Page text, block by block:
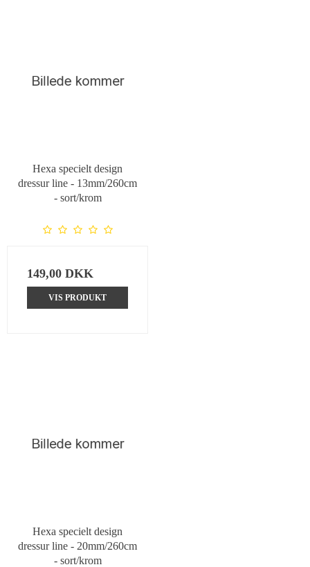
Hexa specielt design
dressur line - 13mm/260cm
- sort/krom
149,00 DKK
VIS PRODUKT
Hexa specielt design
dressur line - 20mm/260cm
- sort/krom